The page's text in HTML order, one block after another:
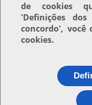
de cookies
'Definições dos
concordo', você
cookies.